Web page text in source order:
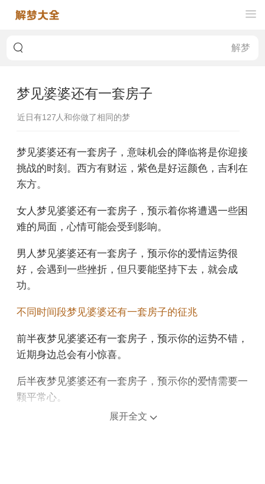
梦见婆婆还有一套房子
近日有127人和你做了相同的梦
梦见婆婆还有一套房子，意味机会的降临将是你迎接
挑战的时刻。西方有财运，紫色是好运颜色，吉利在
东方。
女人梦见婆婆还有一套房子，预示着你将遭遇一些困
难的局面，心情可能会受到影响。
男人梦见婆婆还有一套房子，预示你的爱情运势很
好，会遇到一些挫折，但只要能坚持下去，就会成
功。
不同时间段梦见婆婆还有一套房子的征兆
前半夜梦见婆婆还有一套房子，预示你的运势不错，
近期身边总会有小惊喜。
后半夜梦见婆婆还有一套房子，预示你的爱情需要一
颗平常心。
上午梦见婆婆还有一套房子，预示你最近的状态非常
展开全文